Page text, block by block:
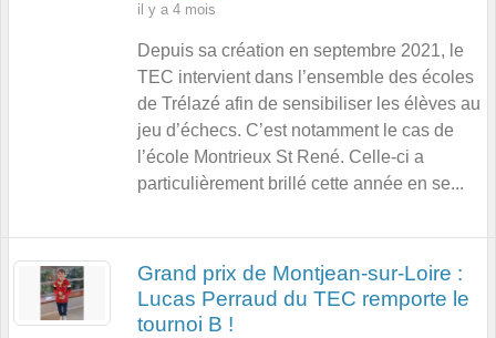
il y a 4 mois
Depuis sa création en septembre 2021, le
TEC intervient dans l’ensemble des écoles
de Trélazé afin de sensibiliser les élèves au
jeu d’échecs. C’est notamment le cas de
l’école Montrieux St René. Celle-ci a
particulièrement brillé cette année en se...
Grand prix de Montjean-sur-Loire :
Lucas Perraud du TEC remporte le
tournoi B !